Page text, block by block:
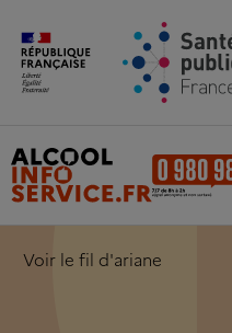
Aller au contenu principal
Voir le fil d'ariane